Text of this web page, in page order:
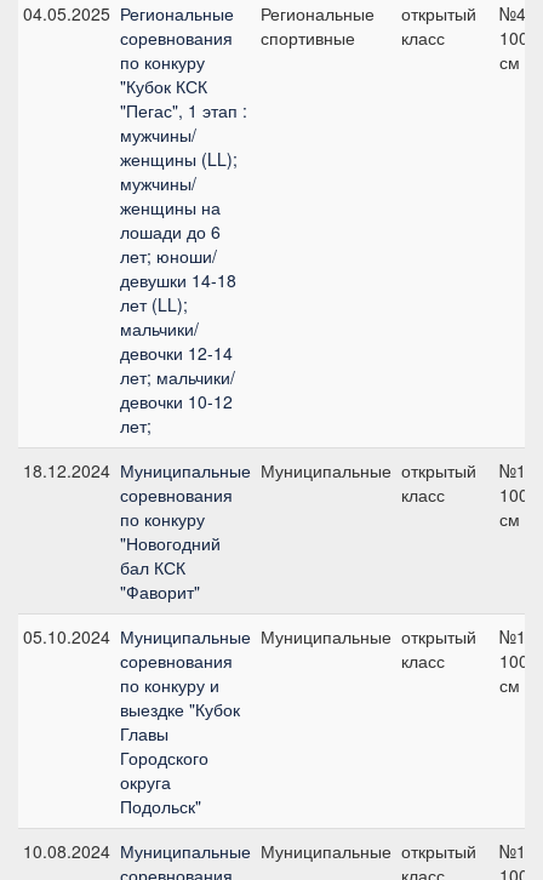
04.05.2025 Региональные
соревнования
по конкуру
"Кубок КСК
"Пегас", 1 этап :
мужчины/
женщины (LL);
мужчины/
женщины на
лошади до 6
лет; юноши/
девушки 14-18
лет (LL);
мальчики/
девочки 12-14
лет; мальчики/
девочки 10-12
лет;
Региональные
спортивные
открытый
класс
№4,
100
см
18.12.2024 Муниципальные
соревнования
по конкуру
"Новогодний
бал КСК
"Фаворит"
Муниципальные открытый
класс
№1,
100
см
05.10.2024 Муниципальные
соревнования
по конкуру и
выездке "Кубок
Главы
Городского
округа
Подольск"
Муниципальные открытый
класс
№1,
100
см
10.08.2024 Муниципальные
соревнования
Муниципальные открытый
класс
№1,
100